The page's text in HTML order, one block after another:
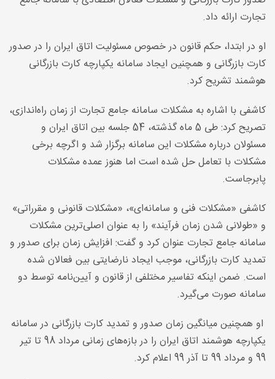
تجارت ارائه داد.
او در ابتدا، حکم قانون در خصوص مسئولیت اتاق ایران را در صدور
کارت بازرگانی و همچنین ایجاد سامانه یکپارچه کارت بازرگانی
هوشمند تشریح کرد.
کاشفی با اشاره به مشکلات سامانه جامع تجارت از زمان راه‌اندازی،
تصریح کرد: طی 5 ماه گذشته، 54 جلسه بین اتاق ایران و
مسئولان درباره مشکلات این سامانه برگزار شد و اگرچه برخی
مشکلات با تعامل حل شده است اما هنوز عمده مشکلات
پابرجاست.
کاشفی «مشکلات فنی و سامانه‌ای»، «مشکلات قانونی و مقرراتی»
و «طولانی شدن زمان فرآیند» را به عنوان اصلی‌ترین مشکلات
سامانه جامع تجارت عنوان کرد و گفت: افزایش زمان برای صدور و
تمدید کارت بازرگانی، موجب ایجاد نارضایتی بین فعالان شده
است. ضمن اینکه تفاسیر مختلفی از قانون و آیین‌نامه توسط دو
سامانه صورت می‌گیرد.
او همچنین میانگین زمان صدور و تمدید کارت بازرگانی در سامانه
یکپارچه هوشمند اتاق ایران را در بازه‌های زمانی مرداد 98 تا تیر
99 و مرداد 99 تا آذر 99 اعلام کرد
.